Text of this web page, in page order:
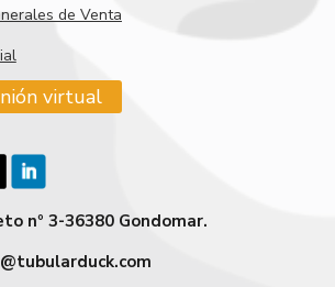
de Venta
virtual
nº 3-36380 Gondomar.